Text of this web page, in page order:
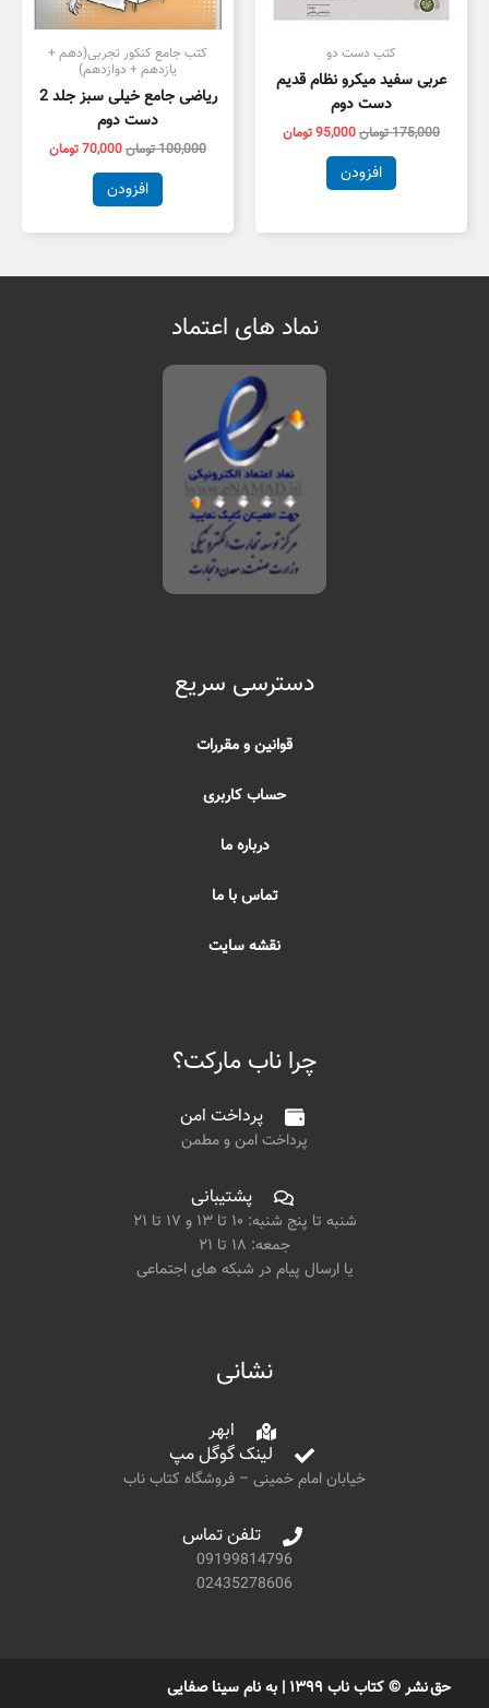
کتب دست دو
عربی سفید میکرو نظام قدیم
دست دوم
175,000تومان95,000تومان
افزودن
کتب جامع کنکور تجربی(دهم +
یازدهم + دوازدهم)
ریاضی جامع خیلی سبز جلد 2
دست دوم
100,000تومان70,000تومان
افزودن
نماد های اعتماد
دسترسی سریع
قوانین و مقررات
حساب کاربری
درباره ما
تماس با ما
نقشه سایت
چرا ناب مارکت؟
پرداخت امن
پرداخت امن و مطمن
پشتیبانی
شنبه تا پنج شنبه: ۱۰ تا ۱۳ و ۱۷ تا ۲۱
جمعه: ۱۸ تا ۲۱
یا ارسال پیام در شبکه های اجتماعی
نشانی
ابهر
لینک گوگل مپ
خیابان امام خمینی – فروشگاه کتاب ناب
تلفن تماس
09199814796
02435278606
حق نشر © کتاب ناب ۱۳۹۹ | به نام سینا صفایی